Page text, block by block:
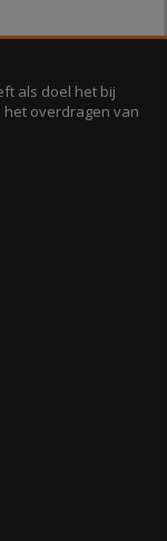
als doel het bij
overdragen van